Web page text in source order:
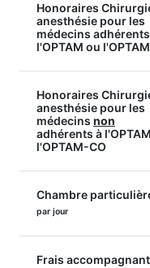
Honoraires
anesthésie pour les
médecins
l'OPTAM ou
Honoraires
anesthésie pour les
médecins non
adhérents à
l'OPTAM-CO
Chambre
par jour
Frais